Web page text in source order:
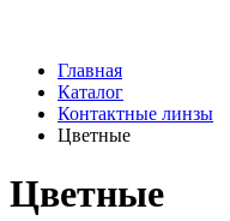
Главная
Каталог
Контактные линзы
Цветные
Цветные